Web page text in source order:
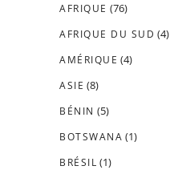
AFRIQUE (76)
AFRIQUE DU SUD (4)
AMÉRIQUE (4)
ASIE (8)
BÉNIN (5)
BOTSWANA (1)
BRÉSIL (1)